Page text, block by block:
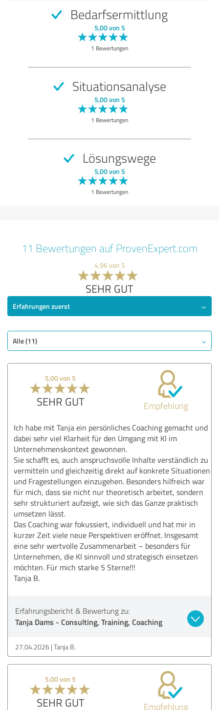
Bedarfsermittlung
5,00 von 5
1 Bewertungen
Situationsanalyse
5,00 von 5
1 Bewertungen
Lösungswege
5,00 von 5
1 Bewertungen
11 Bewertungen auf ProvenExpert.com
4,96 von 5
SEHR GUT
Erfahrungen zuerst
Alle (11)
5,00 von 5
SEHR GUT Empfehlung
Ich habe mit Tanja ein persönliches Coaching gemacht und
dabei sehr viel Klarheit für den Umgang mit KI im
Unternehmenskontext gewonnen.
Sie schafft es, auch anspruchsvolle Inhalte verständlich zu
vermitteln und gleichzeitig direkt auf konkrete Situationen
und Fragestellungen einzugehen. Besonders hilfreich war
für mich, dass sie nicht nur theoretisch arbeitet, sondern
sehr strukturiert aufzeigt, wie sich das Ganze praktisch
umsetzen lässt.
Das Coaching war fokussiert, individuell und hat mir in
kurzer Zeit viele neue Perspektiven eröffnet. Insgesamt
eine sehr wertvolle Zusammenarbeit – besonders für
Unternehmen, die KI sinnvoll und strategisch einsetzen
möchten. Für mich starke 5 Sterne!!!
Tanja B.
Erfahrungsbericht & Bewertung zu:
Tanja Dams - Consulting, Training, Coaching
27.04.2026 Tanja B.
5,00 von 5
SEHR GUT Empfehlung